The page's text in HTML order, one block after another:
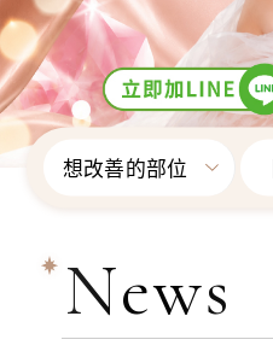
想改善的部位
News